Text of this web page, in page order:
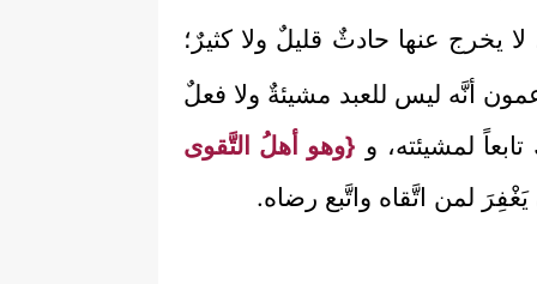
يخرج عنها حادثٌ قليلٌ ولا كثيرٌ؛
أنَّه ليس للعبد مشيئةٌ ولا فعلٌ
لمشيئته، و {وهو أهلُ التَّقوى
يَغْفِرَ لمن اتَّقاه واتَّبع رضاه.